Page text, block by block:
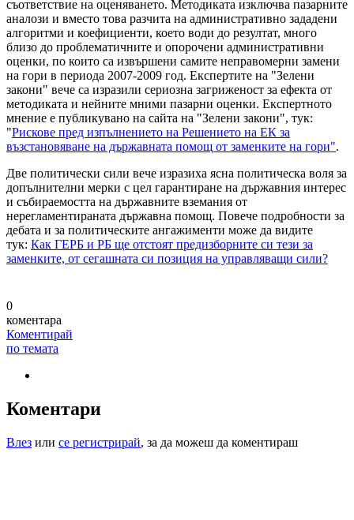
съответствие на оценяването. Методиката изключва пазарните
аналози и вместо това разчита на административно зададени
алгоритми и коефициенти, което води до резултат, много
близо до проблематичните и опорочени административни
оценки, по които са извършени самите неправомерни замени
на гори в периода 2007-2009 год. Експертите на "Зелени
закони" вече са изразили сериозна загриженост за ефекта от
методиката и нейните мними пазарни оценки. Експертното
мнение е публикувано на сайта на "Зелени закони", тук:
"Рискове пред изпълнението на Решението на ЕК за
възстановяване на държавната помощ от заменките на гори".
Две политически сили вече изразиха ясна политическа воля за
допълнителни мерки с цел гарантиране на държавния интерес
и събираемостта на държавните вземания от
нерегламентираната държавна помощ. Повече подробности за
дебата и за политическите ангажименти може да видите
тук: Как ГЕРБ и РБ ще отстоят предизборните си тези за
заменките, от сегашната си позиция на управляващи сили?
0
коментара
Коментирай
по темата
Коментари
Влез или се регистрирай, за да можеш да коментираш